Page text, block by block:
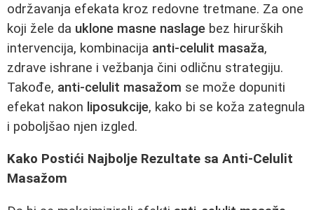
održavanja efekata kroz redovne tretmane. Za one
koji žele da uklone masne naslage bez hirurških
intervencija, kombinacija anti-celulit masaža,
zdrave ishrane i vežbanja čini odličnu strategiju.
Takođe, anti-celulit masažom se može dopuniti
efekat nakon liposukcije, kako bi se koža zategnula
i poboljšao njen izgled.
Kako Postići Najbolje Rezultate sa Anti-Celulit
Masažom